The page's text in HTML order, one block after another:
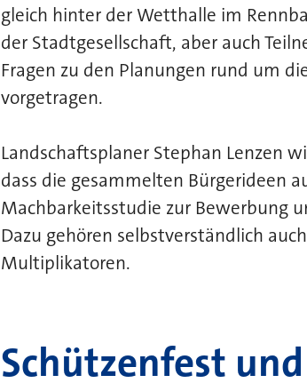
gleich hinter der Wetthalle im
der Stadtgesellschaft, aber auch
Fragen zu den Planungen rund um
vorgetragen.
Landschaftsplaner Stephan Lenzen
dass die gesammelten Bürgerideen
Machbarkeitsstudie zur Bewerbung
Dazu gehören selbstverständlich
Multiplikatoren.
Schützenfest